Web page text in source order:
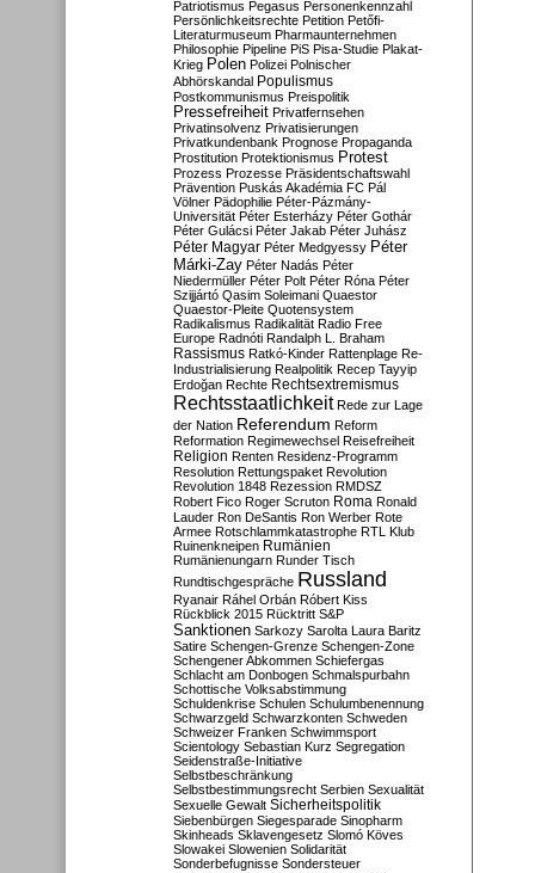
Patriotismus Pegasus Personenkennzahl
Persönlichkeitsrechte Petition Petőfi-
Literaturmuseum Pharmaunternehmen
Philosophie Pipeline PiS Pisa-Studie Plakat-
Krieg Polen Polizei Polnischer
Abhörskandal Populismus
Postkommunismus Preispolitik
Pressefreiheit Privatfernsehen
Privatinsolvenz Privatisierungen
Privatkundenbank Prognose Propaganda
Prostitution Protektionismus Protest
Prozess Prozesse Präsidentschaftswahl
Prävention Puskás Akadémia FC Pál
Völner Pädophilie Péter-Pázmány-
Universität Péter Esterházy Péter Gothár
Péter Gulácsi Péter Jakab Péter Juhász
Péter Magyar Péter Medgyessy Péter
Márki-Zay Péter Nadás Péter
Niedermüller Péter Polt Péter Róna Péter
Szijjártó Qasim Soleimani Quaestor
Quaestor-Pleite Quotensystem
Radikalismus Radikalität Radio Free
Europe Radnóti Randalph L. Braham
Rassismus Ratkó-Kinder Rattenplage Re-
Industrialisierung Realpolitik Recep Tayyip
Erdoğan Rechte Rechtsextremismus
Rechtsstaatlichkeit Rede zur Lage
der Nation Referendum Reform
Reformation Regimewechsel Reisefreiheit
Religion Renten Residenz-Programm
Resolution Rettungspaket Revolution
Revolution 1848 Rezession RMDSZ
Robert Fico Roger Scruton Roma Ronald
Lauder Ron DeSantis Ron Werber Rote
Armee Rotschlammkatastrophe RTL Klub
Ruinenkneipen Rumänien
Rumänienungarn Runder Tisch
Rundtischgespräche Russland
Ryanair Ráhel Orbán Róbert Kiss
Rückblick 2015 Rücktritt S&P
Sanktionen Sarkozy Sarolta Laura Baritz
Satire Schengen-Grenze Schengen-Zone
Schengener Abkommen Schiefergas
Schlacht am Donbogen Schmalspurbahn
Schottische Volksabstimmung
Schuldenkrise Schulen Schulumbenennung
Schwarzgeld Schwarzkonten Schweden
Schweizer Franken Schwimmsport
Scientology Sebastian Kurz Segregation
Seidenstraße-Initiative
Selbstbeschränkung
Selbstbestimmungsrecht Serbien Sexualität
Sexuelle Gewalt Sicherheitspolitik
Siebenbürgen Siegesparade Sinopharm
Skinheads Sklavengesetz Slomó Köves
Slowakei Slowenien Solidarität
Sonderbefugnisse Sondersteuer